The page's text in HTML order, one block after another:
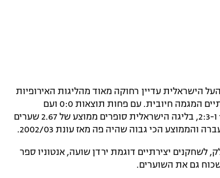
הישראלית עדיין רחוקה מאוד מהליגות האירופיות
שבהן נכבשים הכי הרבה שערים, אבל בינתיים המגמה חיובית. עם פחות תוצאות 0:0 ועם
משחקים שהסתיימו העונה ב-4:4, 3:3, 1:5 ו-2:3, בליגה הישראלית סופרים ממוצע של 2.67 שערים
הכי גבוה שהיה פה מאז עונת 2002/03.
לשחקנים יצירתיים דוגמת ירדן שועה, אנטוניו ספר
גם את השוערים.